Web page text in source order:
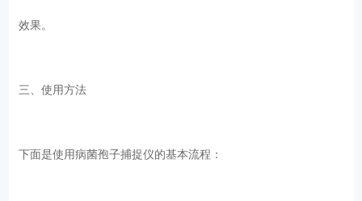
效果。
三、使用方法
下面是使用病菌孢子捕捉仪的基本流程：